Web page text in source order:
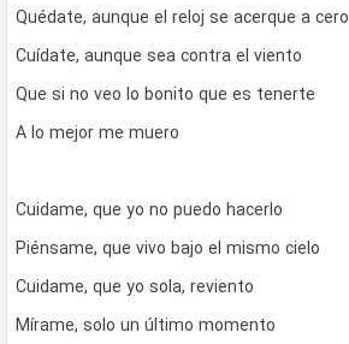
Quédate, aunque el reloj se acerque a cero
Cuídate, aunque sea contra el viento
Que si no veo lo bonito que es tenerte
A lo mejor me muero
Cuidame, que yo no puedo hacerlo
Piénsame, que vivo bajo el mismo cielo
Cuidame, que yo sola, reviento
Mírame, solo un último momento